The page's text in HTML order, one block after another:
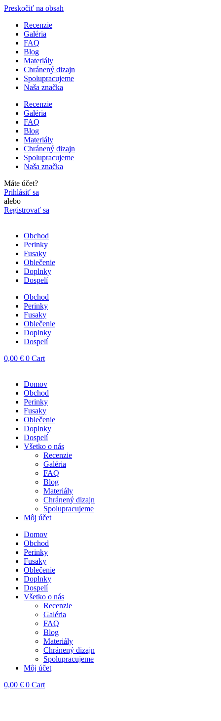
Preskočiť na obsah
Recenzie
Galéria
FAQ
Blog
Materiály
Chránený dizajn
Spolupracujeme
Naša značka
Recenzie
Galéria
FAQ
Blog
Materiály
Chránený dizajn
Spolupracujeme
Naša značka
Máte účet?
Prihlásiť sa
alebo
Registrovať sa
Obchod
Perinky
Fusaky
Oblečenie
Doplnky
Dospelí
Obchod
Perinky
Fusaky
Oblečenie
Doplnky
Dospelí
0,00 € 0 Cart
Domov
Obchod
Perinky
Fusaky
Oblečenie
Doplnky
Dospelí
Všetko o nás
Recenzie
Galéria
FAQ
Blog
Materiály
Chránený dizajn
Spolupracujeme
Môj účet
Domov
Obchod
Perinky
Fusaky
Oblečenie
Doplnky
Dospelí
Všetko o nás
Recenzie
Galéria
FAQ
Blog
Materiály
Chránený dizajn
Spolupracujeme
Môj účet
0,00 € 0 Cart